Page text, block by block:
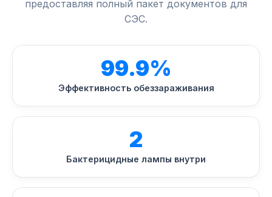
предоставляя полный пакет документов для
СЭС.
99.9%
Эффективность обеззараживания
2
Бактерицидные лампы внутри